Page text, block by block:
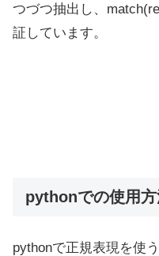
つづつ抽出し、
証しています。
pythonでの使用
pythonで正規表現を使